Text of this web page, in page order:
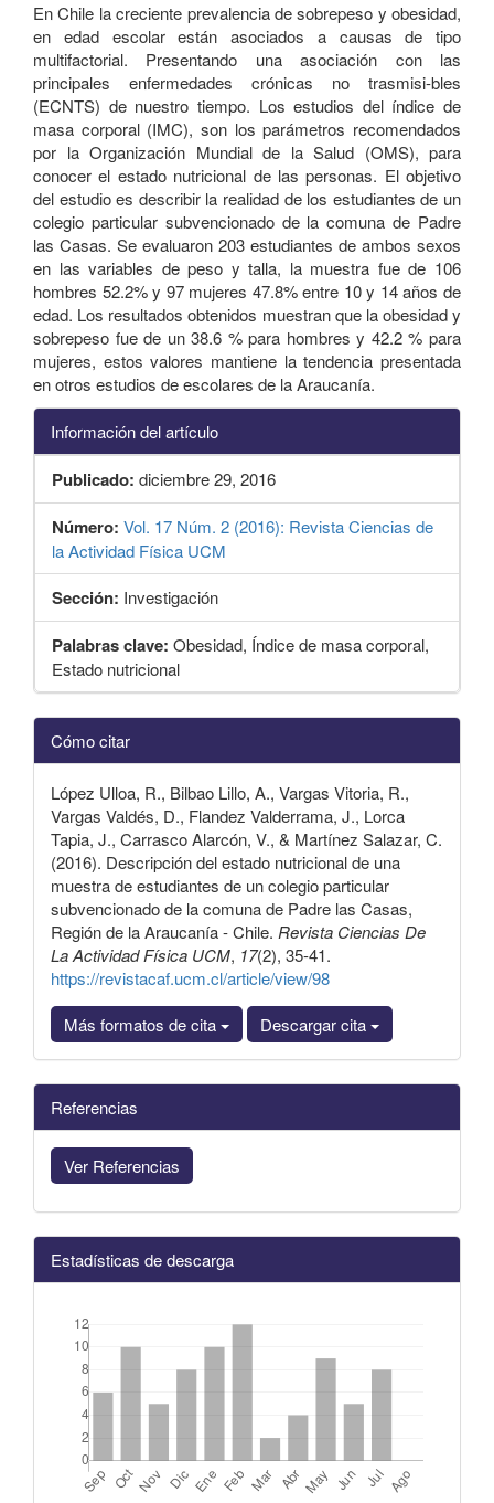
En Chile la creciente prevalencia de sobrepeso y obesidad,
en edad escolar están asociados a causas de tipo
multifactorial. Presentando una asociación con las
principales enfermedades crónicas no trasmisi-bles
(ECNTS) de nuestro tiempo. Los estudios del índice de
masa corporal (IMC), son los parámetros recomendados
por la Organización Mundial de la Salud (OMS), para
conocer el estado nutricional de las personas. El objetivo
del estudio es describir la realidad de los estudiantes de un
colegio particular subvencionado de la comuna de Padre
las Casas. Se evaluaron 203 estudiantes de ambos sexos
en las variables de peso y talla, la muestra fue de 106
hombres 52.2% y 97 mujeres 47.8% entre 10 y 14 años de
edad. Los resultados obtenidos muestran que la obesidad y
sobrepeso fue de un 38.6 % para hombres y 42.2 % para
mujeres, estos valores mantiene la tendencia presentada
en otros estudios de escolares de la Araucanía.
Información del artículo
Publicado: diciembre 29, 2016
Número: Vol. 17 Núm. 2 (2016): Revista Ciencias de
la Actividad Física UCM
Sección: Investigación
Palabras clave: Obesidad, Índice de masa corporal,
Estado nutricional
Detalles
del
artículo
Cómo citar
López Ulloa, R., Bilbao Lillo, A., Vargas Vitoria, R.,
Vargas Valdés, D., Flandez Valderrama, J., Lorca
Tapia, J., Carrasco Alarcón, V., & Martínez Salazar, C.
(2016). Descripción del estado nutricional de una
muestra de estudiantes de un colegio particular
subvencionado de la comuna de Padre las Casas,
Región de la Araucanía - Chile. Revista Ciencias De
La Actividad Física UCM, 17(2), 35-41.
https://revistacaf.ucm.cl/article/view/98
Más formatos de cita
Descargar cita
Referencias
Ver Referencias
Estadísticas de descarga